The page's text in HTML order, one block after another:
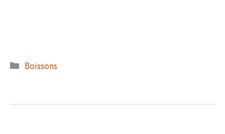
Catégories
Boissons